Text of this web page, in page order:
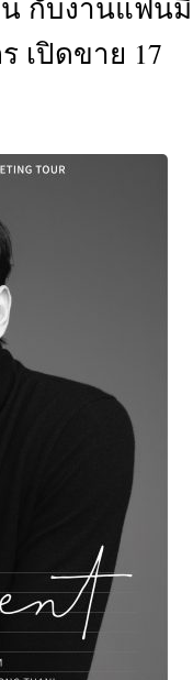
กับงานแฟนมี
เปิดขาย 17